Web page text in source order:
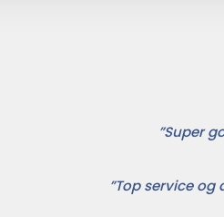
”Super
”Top service